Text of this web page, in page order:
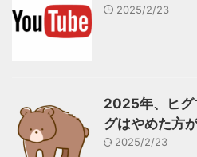
2025/2/23
2025年、ヒグ
グはやめた方
2025/2/23